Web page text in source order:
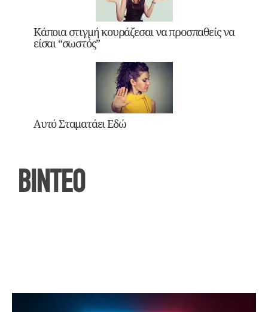
Κάποια στιγμή κουράζεσαι να προσπαθείς να
είσαι “σωστός”
Αυτό Σταματάει Εδώ
ΒΙΝΤΕΟ